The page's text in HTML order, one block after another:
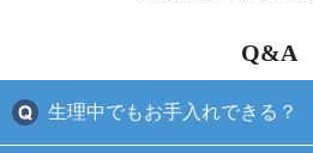
Q&A
生理中でもお手入れできる？